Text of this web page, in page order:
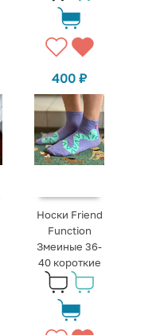
400₽
Носки Friend
Function
Змеиные 36-
40 короткие